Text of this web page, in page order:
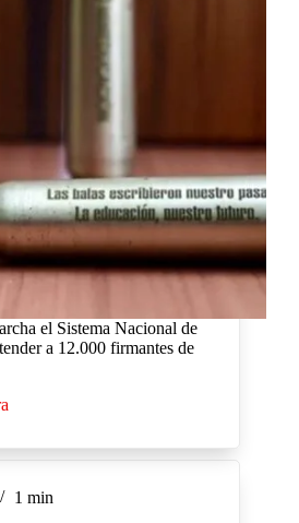
el Sistema Nacional de
a 12.000 firmantes de
1 min